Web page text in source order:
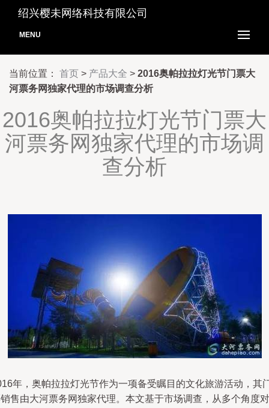
绍兴樱未网络科技有限公司
MENU
当前位置： 首页 > 产品大全 > 2016奥帕拉拉灯光节门票大
河票务网独家代理的市场调查分析
2016奥帕拉拉灯光节门票大
河票务网独家代理的市场调
查分析
年，奥帕拉拉灯光节作为一项备受瞩目的文化旅游活动，其
售由大河票务网独家代理。本文基于市场调查，从多个角度对